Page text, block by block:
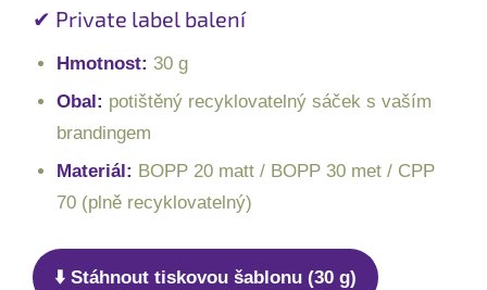
✔ Private label balení
Hmotnost: 30 g
Obal: potištěný recyklovatelný sáček s vaším
brandingem
Materiál: BOPP 20 matt / BOPP 30 met / CPP
70 (plně recyklovatelný)
⬇️ Stáhnout tiskovou šablonu (30 g)